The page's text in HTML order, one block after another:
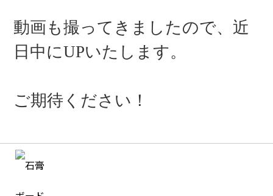
動画も撮ってきましたので、近
日中にUPいたします。
ご期待ください！